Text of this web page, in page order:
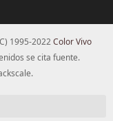
1995-2022Color Vivo
se cita fuente.